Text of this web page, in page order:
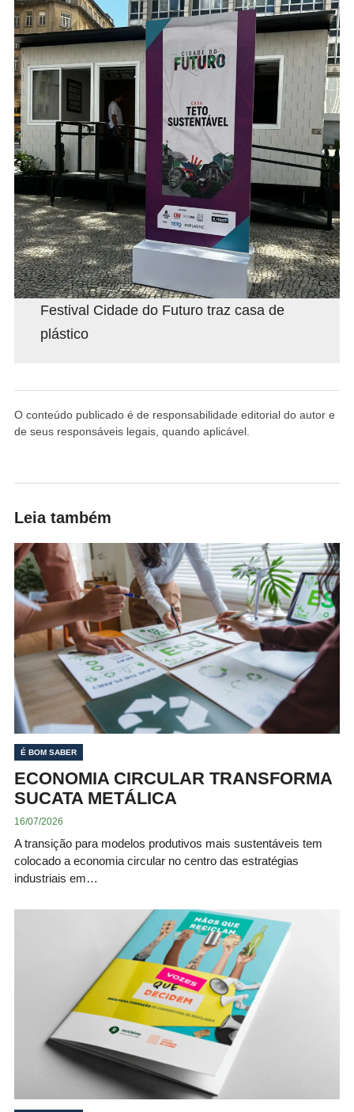
Festival Cidade do Futuro traz casa de
plástico
O conteúdo publicado é de responsabilidade editorial do autor e
de seus responsáveis legais, quando aplicável.
Leia também
É BOM SABER
ECONOMIA CIRCULAR TRANSFORMA
SUCATA METÁLICA
16/07/2026
A transição para modelos produtivos mais sustentáveis tem
colocado a economia circular no centro das estratégias
industriais em…